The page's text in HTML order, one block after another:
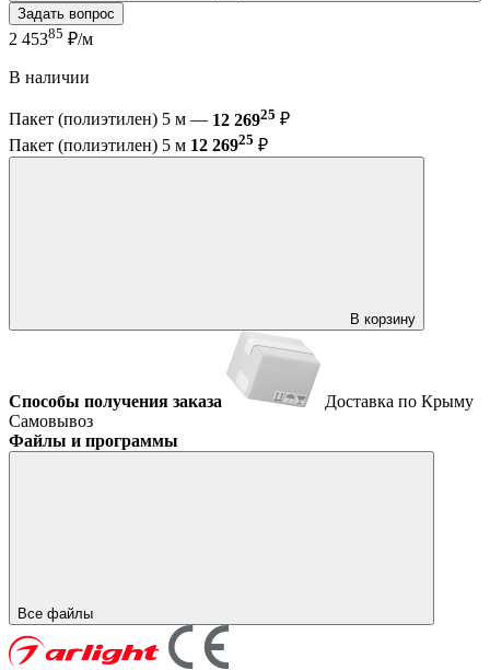
Задать вопрос
2 45385 ₽/м
В наличии
Пакет (полиэтилен) 5 м — 12 26925 ₽
Пакет (полиэтилен) 5 м 12 26925 ₽
В корзину
Способы получения заказа
Доставка по Крыму
Самовывоз
Файлы и программы
Все файлы